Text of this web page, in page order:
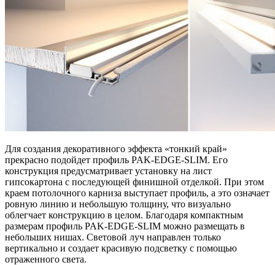
Для создания декоративного эффекта «тонкий край»
прекрасно подойдет профиль PAK-EDGE-SLIM. Его
конструкция предусматривает установку на лист
гипсокартона с последующей финишной отделкой. При этом
краем потолочного карниза выступает профиль, а это означает
ровную линию и небольшую толщину, что визуально
облегчает конструкцию в целом. Благодаря компактным
размерам профиль PAK-EDGE-SLIM можно размещать в
небольших нишах. Световой луч направлен только
вертикально и создает красивую подсветку с помощью
отраженного света.